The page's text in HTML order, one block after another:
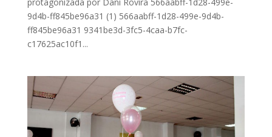
9d4b-ff845be96a31 (1) 566aabff-1d28-499e-9d4b-
ff845be96a31 9341be3d-3fc5-4caa-b7fc-
c17625ac10f1...